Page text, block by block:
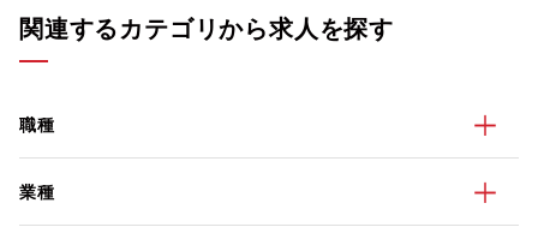
関連するカテゴリから求人を探す
職種
業種